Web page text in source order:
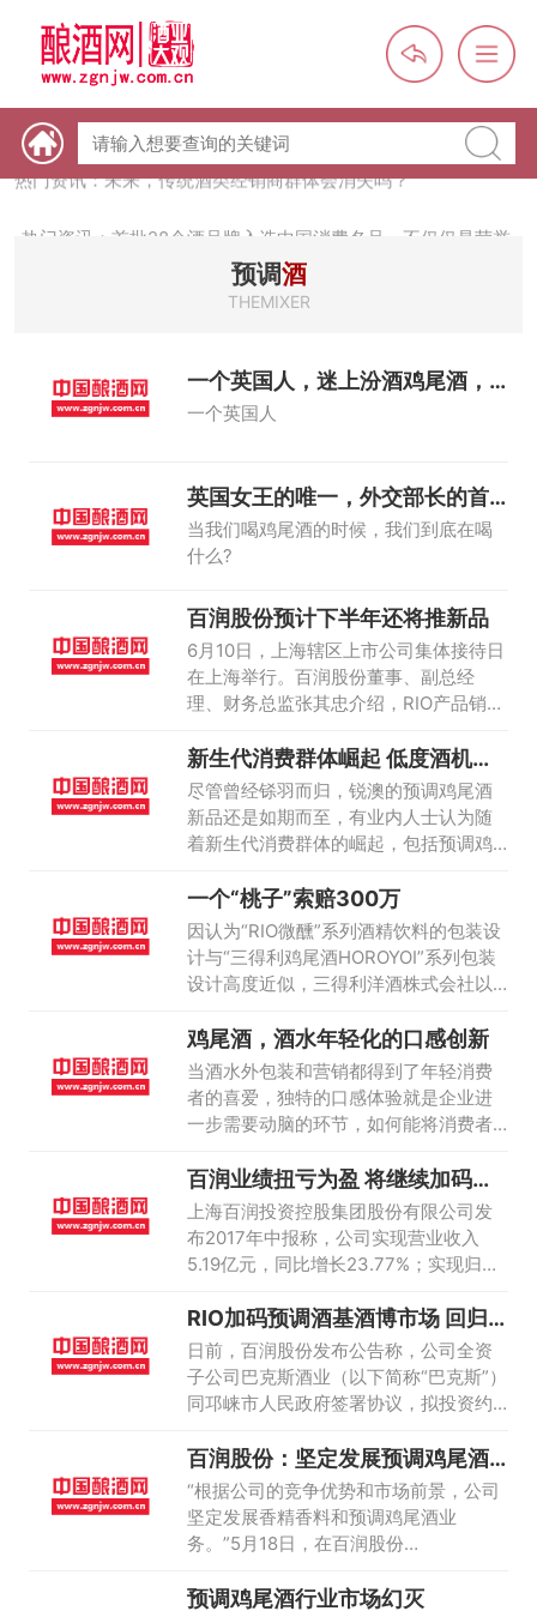
热门资讯：未来，传统酒类经销商群体会消失吗？
么简单
热门资讯：2024年上市酒企业第三季度报（白酒、啤酒、葡萄
酒、黄酒）
预调酒
THEMIXER
一个英国人，迷上汾酒鸡尾酒，
是一种什么体
一个英国人
英国女王的唯一，外交部长的首
选，看汾酒鸡
当我们喝鸡尾酒的时候，我们到底在喝
什么?
百润股份预计下半年还将推新品
6月10日，上海辖区上市公司集体接待日
在上海举行。百润股份董事、副总经
理、财务总监张其忠介绍，RIO产品销售
品方面，公司目前已推出了玫瑰荔枝、
樱花、百香果等口味的新产品，预计下
半年还有新品推出。
新生代消费群体崛起 低度酒机会
来了？
尽管曾经铩羽而归，锐澳的预调鸡尾酒
新品还是如期而至，有业内人士认为随
着新生代消费群体的崛起，包括预调鸡
企、可口可乐意图在低度酒市场分一杯
羹在某种意义上是佐证。
一个“桃子”索赔300万
因认为“RIO微醺”系列酒精饮料的包装设
计与“三得利鸡尾酒HOROYOI”系列包装
设计高度近似，三得利洋酒株式会社以
微醺”系列酒精饮料的委托商、代理商、
实际生产商及销售者诉至法院
鸡尾酒，酒水年轻化的口感创新
当酒水外包装和营销都得到了年轻消费
者的喜爱，独特的口感体验就是企业进
一步需要动脑的环节，如何能将消费者
年轻消费者市场的“问题”。
百润业绩扭亏为盈 将继续加码鸡
尾酒
上海百润投资控股集团股份有限公司发
布2017年中报称，公司实现营业收入
5.19亿元，同比增长23.77%；实现归属
同比扭亏为盈。百润股份表示，在此基
础上，下半年经营业绩有望继续保持增
长。
RIO加码预调酒基酒博市场 回归
路几何？
日前，百润股份发布公告称，公司全资
子公司巴克斯酒业（以下简称“巴克斯”）
同邛崃市人民政府签署协议，拟投资约5
百润股份：坚定发展预调鸡尾酒
业务
“根据公司的竞争优势和市场前景，公司
坚定发展香精香料和预调鸡尾酒业
务。”5月18日，在百润股份
中，百润股份董秘马良表示，预估目前
预调鸡尾酒行业市场幻灭